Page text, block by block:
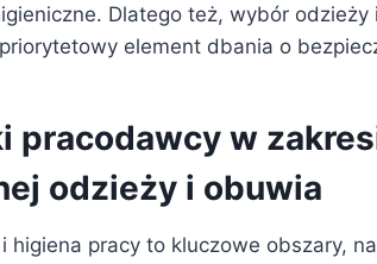
Dlatego też, wybór
element dbania o
pracodawcy w
odzieży i obuwia
higiena pracy to kluczowe obszary,